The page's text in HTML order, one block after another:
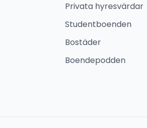
Privata hyresvärdar
Studentboenden
Bostäder
Boendepodden